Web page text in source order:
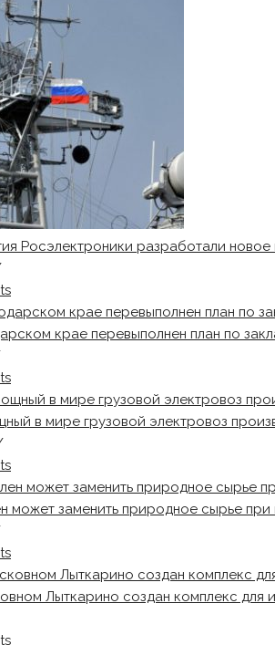
Росэлектроники разработали
крае перевыполнен план по
в мире грузовой электровоз
может заменить природное сырье
Лыткарино создан комплекс для